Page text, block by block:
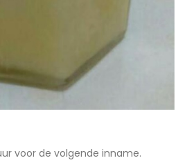
voor de volgende inname.